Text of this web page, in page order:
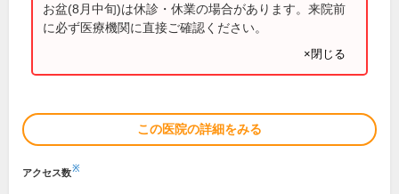
お盆(8月中旬)は休診・休業の場合があります。来院前
に必ず医療機関に直接ご確認ください。
×閉じる
この医院の詳細をみる
アクセス数※